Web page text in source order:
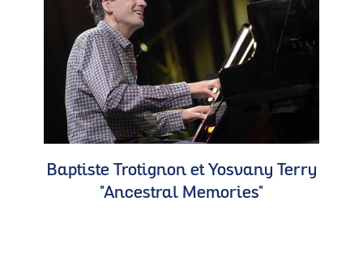
Baptiste Trotignon et Yosvany Terry
"Ancestral Memories"